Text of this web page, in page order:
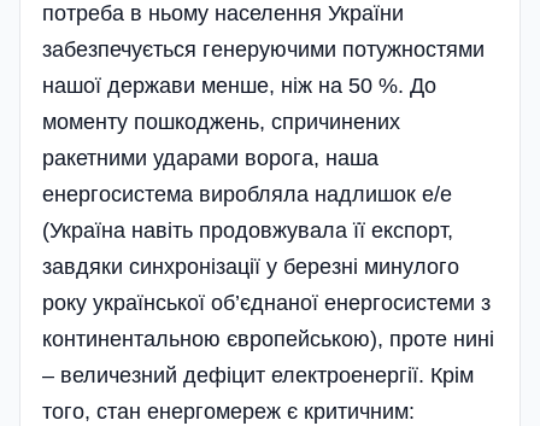
потреба в ньому населення України
забезпечується генеруючими потужностями
нашої держави менше, ніж на 50 %. До
моменту пошкоджень, спричинених
ракетними ударами ворога, наша
енергосистема виробляла надлишок е/е
(Україна навіть продовжувала її експорт,
завдяки синхронізації у березні минулого
року української об’єднаної енергосистеми з
континентальною європейською), проте нині
– величезний дефіцит електроенергії. Крім
того, стан енергомереж є критичним: